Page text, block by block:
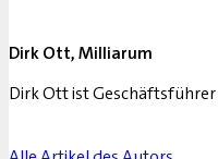
Dirk Ott, Milliarum
Dirk Ott ist